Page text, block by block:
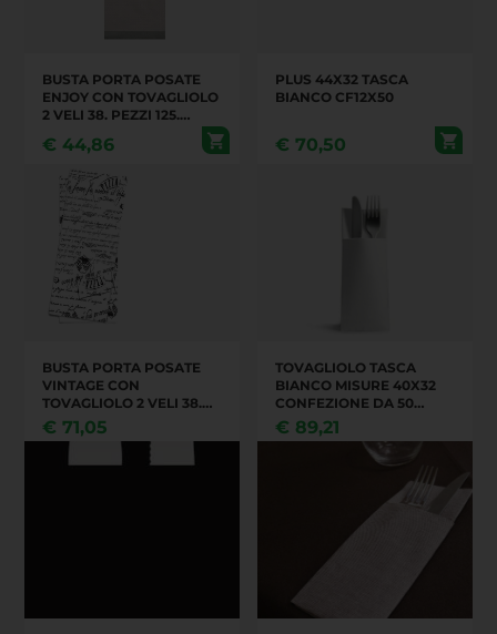
BUSTA PORTA POSATE
ENJOY CON TOVAGLIOLO
2 VELI 38. PEZZI 125.
CARTONE 8.
€ 44,86
PLUS 44X32 TASCA
BIANCO CF12X50
€ 70,50
BUSTA PORTA POSATE
VINTAGE CON
TOVAGLIOLO 2 VELI 38.
PEZZI 125. CONFEZIONI
PER CARTONE 8. (014907)
€ 71,05
TOVAGLIOLO TASCA
BIANCO MISURE 40X32
CONFEZIONE DA 50
PEZZI. CARTONE DA 24
CONFEZIONI
€ 89,21